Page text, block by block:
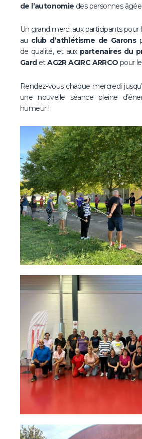
de l’autonomie des personnes
Un grand merci aux participants
au club d’athlétisme de Garons
de qualité, et aux partenaires du
Gard etAG2R AGIRC ARRCO pour
Rendez-vous chaque mercredi
une nouvelle séance pleine
humeur !